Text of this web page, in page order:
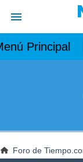
Principal
Foro de